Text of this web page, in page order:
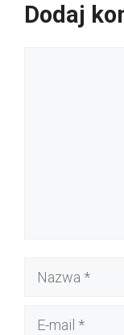
Dodaj
Nazwa